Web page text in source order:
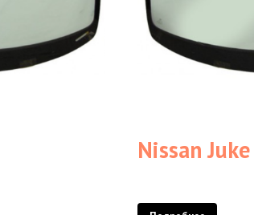
Nissan Juke